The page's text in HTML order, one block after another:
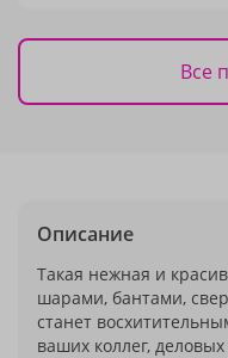
Все
Описание
Такая нежная и
шарами, бантами,
станет
ваших коллег,